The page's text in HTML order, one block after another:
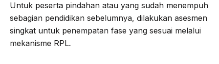
Untuk peserta pindahan atau yang sudah menempuh
sebagian pendidikan sebelumnya, dilakukan asesmen
singkat untuk penempatan fase yang sesuai melalui
mekanisme RPL.